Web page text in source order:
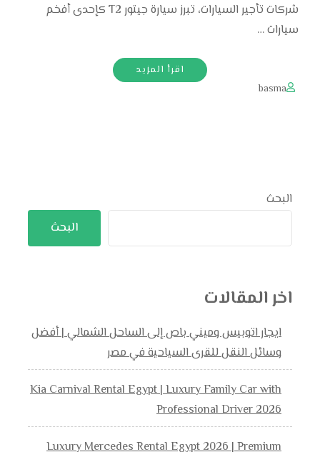
شركات تأجير السيارات، تبرز سيارة جيتور T2 كإحدى أفخم
سيارات …
اقرأ المزيد
basma
البحث
البحث
اخر المقالات
ايجار اتوبيس وميني باص إلى الساحل الشمالي | أفضل
وسائل النقل للقرى السياحية في مصر
Kia Carnival Rental Egypt | Luxury Family Car with
Professional Driver 2026
Luxury Mercedes Rental Egypt 2026 | Premium